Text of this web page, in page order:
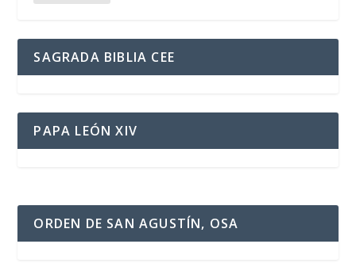
SAGRADA BIBLIA CEE
PAPA LEÓN XIV
ORDEN DE SAN AGUSTÍN, OSA